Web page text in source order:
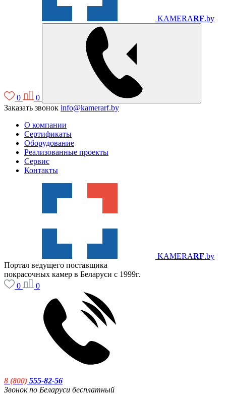
KAMERARF.by
0
0
Заказать звонок info@kamerarf.by
О компании
Сертификаты
Оборудование
Реализованные проекты
Сервис
Контакты
KAMERARF.by
Портал ведущего поставщика
покрасочных камер в Беларуси с 1999г.
0
0
8 (800) 555-82-56
Звонок по Беларуси бесплатный